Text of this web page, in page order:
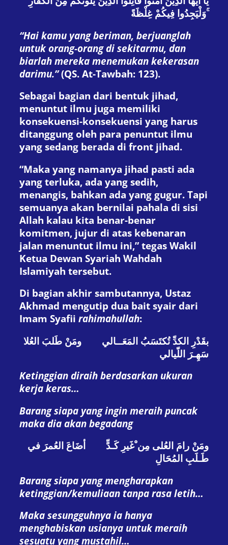
وَلْيَجِدُوا فِيكُمْ غِلْظَةً ۚ
“Hai kamu yang beriman, berjuanglah
untuk orang-orang di sekitarmu, dan
biarlah mereka menemukan kekerasan
darimu.”(QS. At-Tawbah: 123).
Sebagai bagian dari bentuk jihad,
menuntut ilmu juga memiliki
konsekuensi-konsekuensi yang harus
ditanggung oleh para penuntut ilmu
yang sedang berada di front jihad.
“Maka yang namanya jihad pasti ada
yang terluka, ada yang sedih,
menangis, bahkan ada yang gugur. Tapi
semuanya akan bernilai pahala di sisi
Allah kalau kita benar-benar
komitmen, jujur di atas kebenaran
jalan menuntut ilmu ini,” tegas Wakil
Ketua Dewan Syariah Wahdah
Islamiyah tersebut.
Di bagian akhir sambutannya, Ustaz
Akhmad mengutip dua bait syair dari
Imam Syafii rahimahullah:
بقَدْرِ الكدِّ تُكتَسَبُ المَعَــالي ومَنْ طَلبَ العُلا
سَهِـرَ اللّيالي
Ketinggian diraih berdasarkan ukuran
kerja keras…
Barang siapa yang ingin meraih puncak
maka dia akan begadang
ومَنْ رامَ العُلى مِن ْغَيرِ كَـدٍّ أضَاعَ العُمرَ في
طَـلَبِ المُحَالِ
Barang siapa yang mengharapkan
ketinggian/kemuliaan tanpa rasa letih…
Maka sesungguhnya ia hanya
menghabiskan usianya untuk meraih
sesuatu yang mustahil…